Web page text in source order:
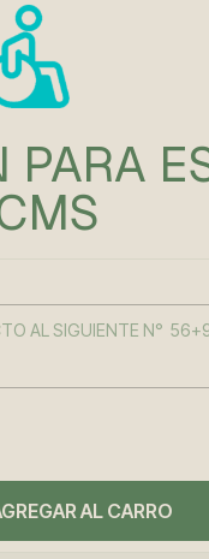
PARA
AL CARRO